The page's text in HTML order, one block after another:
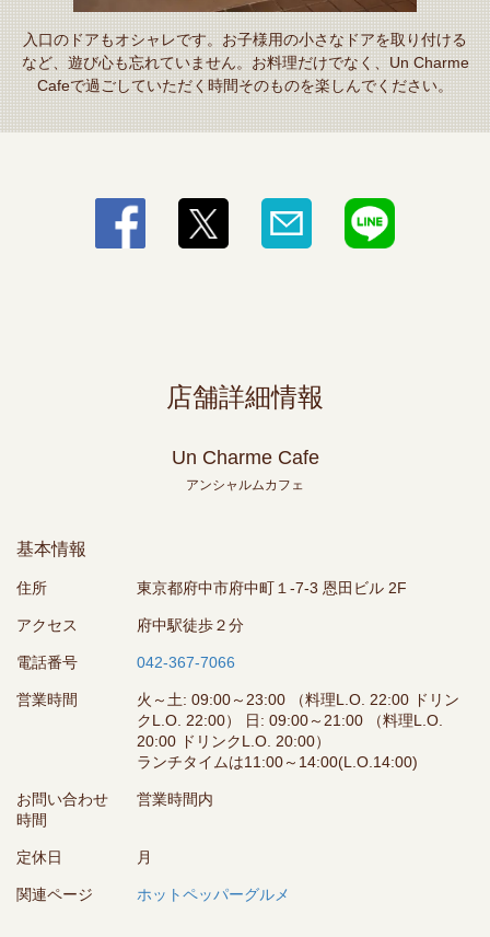
入口のドアもオシャレです。お子様用の小さなドアを取り付ける
など、遊び心も忘れていません。お料理だけでなく、Un Charme
Cafeで過ごしていただく時間そのものを楽しんでください。
店舗詳細情報
Un Charme Cafe
アンシャルムカフェ
基本情報
住所 東京都府中市府中町１-7-3 恩田ビル 2F
アクセス 府中駅徒歩２分
電話番号 042-367-7066
営業時間
火～土: 09:00～23:00 （料理L.O. 22:00 ドリン
クL.O. 22:00） 日: 09:00～21:00 （料理L.O.
20:00 ドリンクL.O. 20:00）
ランチタイムは11:00～14:00(L.O.14:00)
お問い合わせ
時間
営業時間内
定休日 月
関連ページ ホットペッパーグルメ